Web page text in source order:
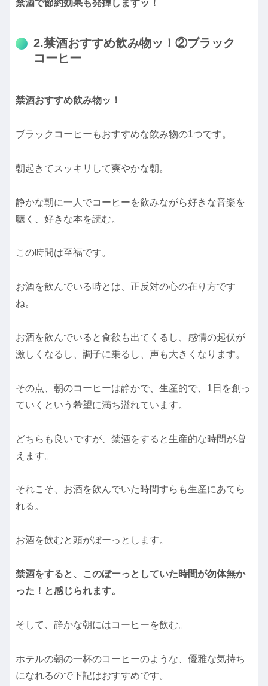
禁酒で節約効果も発揮しますッ！
2.禁酒おすすめ飲み物ッ！②ブラック
コーヒー
禁酒おすすめ飲み物ッ！
ブラックコーヒーもおすすめな飲み物の1つです。
朝起きてスッキリして爽やかな朝。
静かな朝に一人でコーヒーを飲みながら好きな音楽を
聴く、好きな本を読む。
この時間は至福です。
お酒を飲んでいる時とは、正反対の心の在り方です
ね。
お酒を飲んでいると食欲も出てくるし、感情の起伏が
激しくなるし、調子に乗るし、声も大きくなります。
その点、朝のコーヒーは静かで、生産的で、1日を創っ
ていくという希望に満ち溢れています。
どちらも良いですが、禁酒をすると生産的な時間が増
えます。
それこそ、お酒を飲んでいた時間すらも生産にあてら
れる。
お酒を飲むと頭がぼーっとします。
禁酒をすると、このぼーっとしていた時間が勿体無か
った！と感じられます。
そして、静かな朝にはコーヒーを飲む。
ホテルの朝の一杯のコーヒーのような、優雅な気持ち
になれるので下記はおすすめです。